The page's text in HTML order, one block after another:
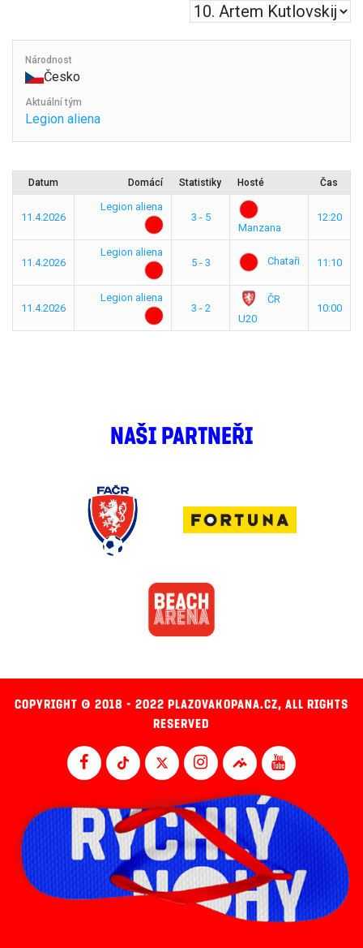
Národnost
Česko
Aktuální tým
Legion aliena
Datum Domácí Statistiky Hosté Čas
11.4.2026
Legion aliena
3 - 5
Manzana
12:20
11.4.2026
Legion aliena
5 - 3
Chataři 11:10
11.4.2026
Legion aliena
3 - 2
ČR
U20
10:00
NAŠI PARTNEŘI
COPYRIGHT © 2018 - 2022 PLAZOVAKOPANA.CZ, ALL RIGHTS
RESERVED